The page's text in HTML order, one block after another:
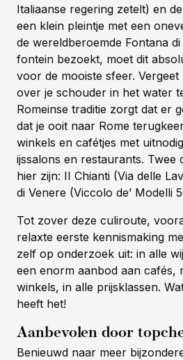
Italiaanse regering zetelt) en
een klein pleintje met een
de wereldberoemde Fontana
fontein bezoekt, moet dit
voor de mooiste sfeer.
over je schouder in het water
Romeinse traditie zorgt dat er
dat je ooit naar Rome
winkels en cafétjes met
ijssalons en restaurants. Twee
hier zijn: II Chianti (Via delle
di Venere (Viccolo de’ Modelli
Tot zover deze culiroute,
relaxte eerste kennismaking
zelf op onderzoek uit: in alle
een enorm aanbod aan cafés,
winkels, in alle prijsklassen.
heeft het!
Aanbevolen door
Benieuwd naar meer